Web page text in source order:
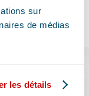
sur
de médias
les détails